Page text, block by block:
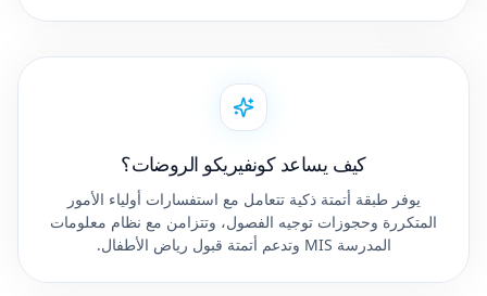
كيف يساعد كونفيريكو الروضات؟
يوفر طبقة أتمتة ذكية تتعامل مع استفسارات أولياء الأمور
المتكررة وحجوزات توجيه الفصول، وتتزامن مع نظام معلومات
المدرسة MIS وتدعم أتمتة قبول رياض الأطفال.